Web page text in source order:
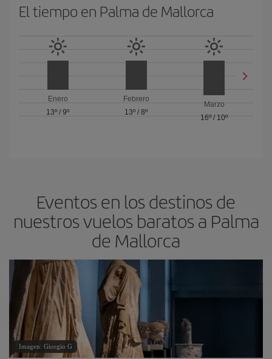
El tiempo en Palma de Mallorca
Enero
13º /9º
Febrero
13º / 8º
Marzo
16º/ 10º
Eventos en los destinos de
nuestros vuelos baratos a Palma
de Mallorca
Imagen: Giorgio G